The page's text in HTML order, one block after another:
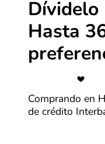
Más cupones de HP
Más cupones de
Dívidelo
Hasta
Comprando en
de crédito